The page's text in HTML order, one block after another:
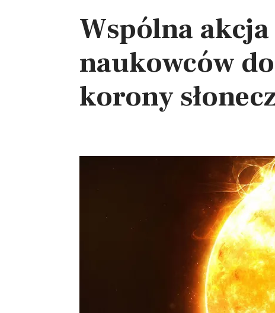
Wspólna
naukowców
korony